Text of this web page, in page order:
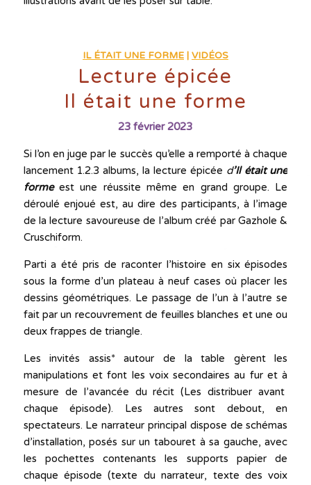
IL ÉTAIT UNE FORME| VIDÉOS
Lecture épicée
Il était une forme
23 février 2023
Si l’on en juge par le succès qu’elle a remporté à chaque
lancement 1.2.3 albums, la lecture épicée d’Il était une
formeest une réussite même en grand groupe. Le
déroulé enjoué est, au dire des participants, à l’image
de la lecture savoureuse de l’album créé par Gazhole &
Cruschiform.
Parti a été pris de raconter l’histoire en six épisodes
sous la forme d’un plateau à neuf cases où placer les
dessins géométriques. Le passage de l’un à l’autre se
fait par un recouvrement de feuilles blanches et une ou
deux frappes de triangle.
Les invités assis* autour de la table gèrent les
manipulations et font les voix secondaires au fur et à
mesure de l’avancée du récit (Les distribuer avant
chaque épisode). Les autres sont debout, en
spectateurs. Le narrateur principal dispose de schémas
d’installation, posés sur un tabouret à sa gauche, avec
les pochettes contenants les supports papier de
chaque épisode (texte du narrateur, texte des voix